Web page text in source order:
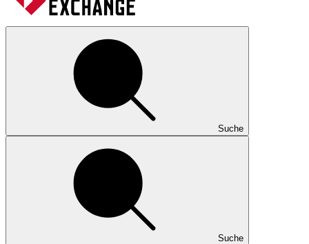
Suche
Suche